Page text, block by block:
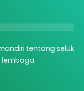
tentang seluk
lembaga